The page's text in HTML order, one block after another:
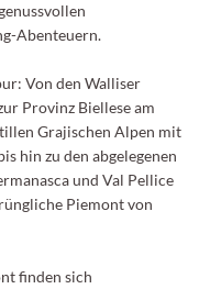
Abenteuern.
Von den Walliser
Provinz Biellese am
Grajischen Alpen mit
hin zu den abgelegenen
und Val Pellice
Piemont von
finden sich